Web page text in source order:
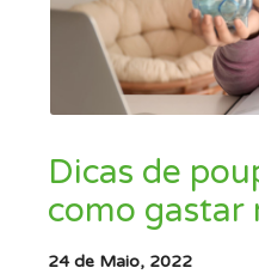
Dicas de
como gastar
24 de Maio, 2022